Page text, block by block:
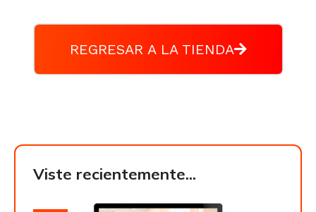
REGRESAR A LA TIENDA
Viste recientemente...